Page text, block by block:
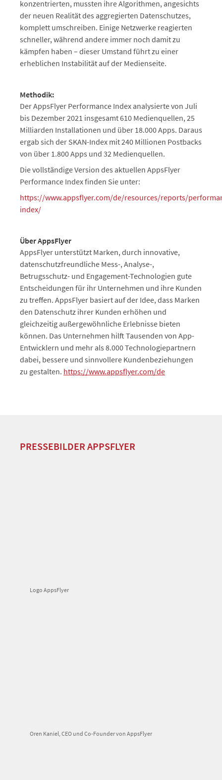
konzentrierten, mussten ihre Algorithmen, angesichts
der neuen Realität des aggregierten Datenschutzes,
komplett umschreiben. Einige Netzwerke reagierten
schneller, während andere immer noch damit zu
kämpfen haben – dieser Umstand führt zu einer
erheblichen Instabilität auf der Medienseite.
Methodik:
Der AppsFlyer Performance Index analysierte von Juli
bis Dezember 2021 insgesamt 610 Medienquellen, 25
Milliarden Installationen und über 18.000 Apps. Daraus
ergab sich der SKAN-Index mit 240 Millionen Postbacks
von über 1.800 Apps und 32 Medienquellen.
Die vollständige Version des aktuellen AppsFlyer
Performance Index finden Sie unter:
https://www.appsflyer.com/de/resources/reports/
index/
Über AppsFlyer
AppsFlyer unterstützt Marken, durch innovative,
datenschutzfreundliche Mess-, Analyse-,
Betrugsschutz- und Engagement-Technologien gute
Entscheidungen für ihr Unternehmen und ihre Kunden
zu treffen. AppsFlyer basiert auf der Idee, dass Marken
den Datenschutz ihrer Kunden erhöhen und
gleichzeitig außergewöhnliche Erlebnisse bieten
können. Das Unternehmen hilft Tausenden von App-
Entwicklern und mehr als 8.000 Technologiepartnern
dabei, bessere und sinnvollere Kundenbeziehungen
zu gestalten. https://www.appsflyer.com/de
PRESSEBILDER APPSFLYER
Logo AppsFlyer
Oren Kaniel, CEO und Co-Founder von AppsFlyer